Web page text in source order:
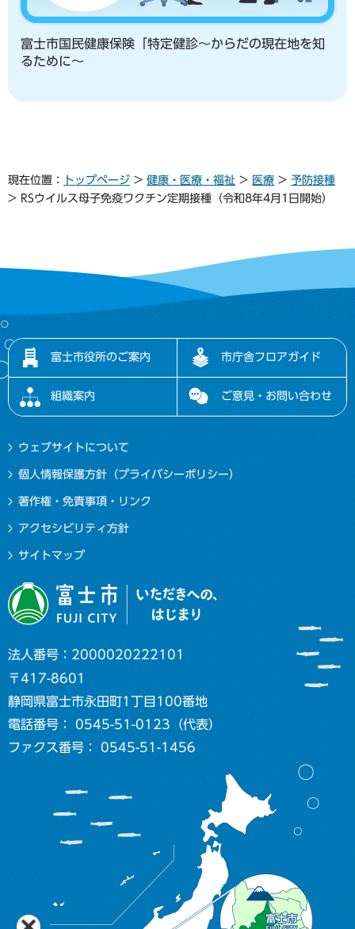
富士市国民健康保険「特定健診～からだの現在地を知
るために～
現在位置： トップページ > 健康・医療・福祉 > 医療 > 予防接種
> RSウイルス母子免疫ワクチン定期接種（令和8年4月1日開始）
富士市役所のご案内 市庁舎フロアガイド
組織案内 ご意見・お問い合わせ
ウェブサイトについて
個人情報保護方針（プライバシーポリシー）
著作権・免責事項・リンク
アクセシビリティ方針
サイトマップ
法人番号：2000020222101
〒417-8601
静岡県富士市永田町1丁目100番地
電話番号： 0545-51-0123（代表）
ファクス番号： 0545-51-1456